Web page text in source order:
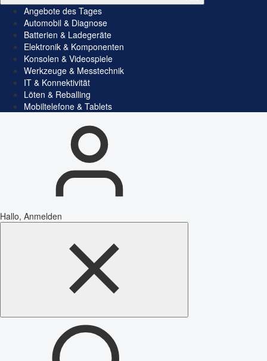
Angebote des Tages
Automobil & Diagnose
Batterien & Ladegeräte
Elektronik & Komponenten
Konsolen & Videospiele
Werkzeuge & Messtechnik
IT & Konnektivität
Löten & Reballing
Mobiltelefone & Tablets
Hallo, Anmelden